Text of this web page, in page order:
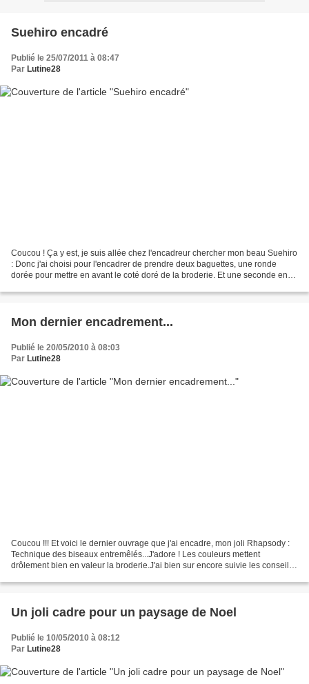
Suehiro encadré
Publié le 25/07/2011 à 08:47
Par Lutine28
Coucou ! Ça y est, je suis allée chez l'encadreur chercher mon beau Suehiro
: Donc j'ai choisi pour l'encadrer de prendre deux baguettes, une ronde
dorée pour mettre en avant le coté doré de la broderie. Et une seconde en
Mon dernier encadrement...
Publié le 20/05/2010 à 08:03
Par Lutine28
Coucou !!! Et voici le dernier ouvrage que j'ai encadre, mon joli Rhapsody :
Technique des biseaux entremêlés...J'adore ! Les couleurs mettent
drôlement bien en valeur la broderie.J'ai bien sur encore suivie les conseils
Un joli cadre pour un paysage de Noel
Publié le 10/05/2010 à 08:12
Par Lutine28